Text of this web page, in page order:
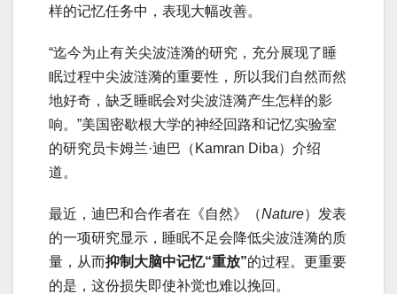
样的记忆任务中，表现大幅改善。
“迄今为止有关尖波涟漪的研究，充分展现了睡
眠过程中尖波涟漪的重要性，所以我们自然而然
地好奇，缺乏睡眠会对尖波涟漪产生怎样的影
响。”美国密歇根大学的神经回路和记忆实验室
的研究员卡姆兰·迪巴（Kamran Diba）介绍
道。
最近，迪巴和合作者在《自然》（Nature）发表
的一项研究显示，睡眠不足会降低尖波涟漪的质
量，从而抑制大脑中记忆“重放”的过程。更重要
的是，这份损失即使补觉也难以挽回。